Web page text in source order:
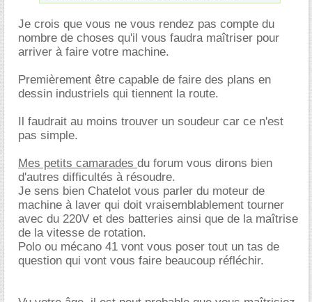
Je crois que vous ne vous rendez pas compte du
nombre de choses qu'il vous faudra maîtriser pour
arriver à faire votre machine.
Premièrement être capable de faire des plans en
dessin industriels qui tiennent la route.
Il faudrait au moins trouver un soudeur car ce n'est
pas simple.
Mes petits camarades du forum vous dirons bien
d'autres difficultés à résoudre.
Je sens bien Chatelot vous parler du moteur de
machine à laver qui doit vraisemblablement tourner
avec du 220V et des batteries ainsi que de la maîtrise
de la vitesse de rotation.
Polo ou mécano 41 vont vous poser tout un tas de
question qui vont vous faire beaucoup réfléchir.